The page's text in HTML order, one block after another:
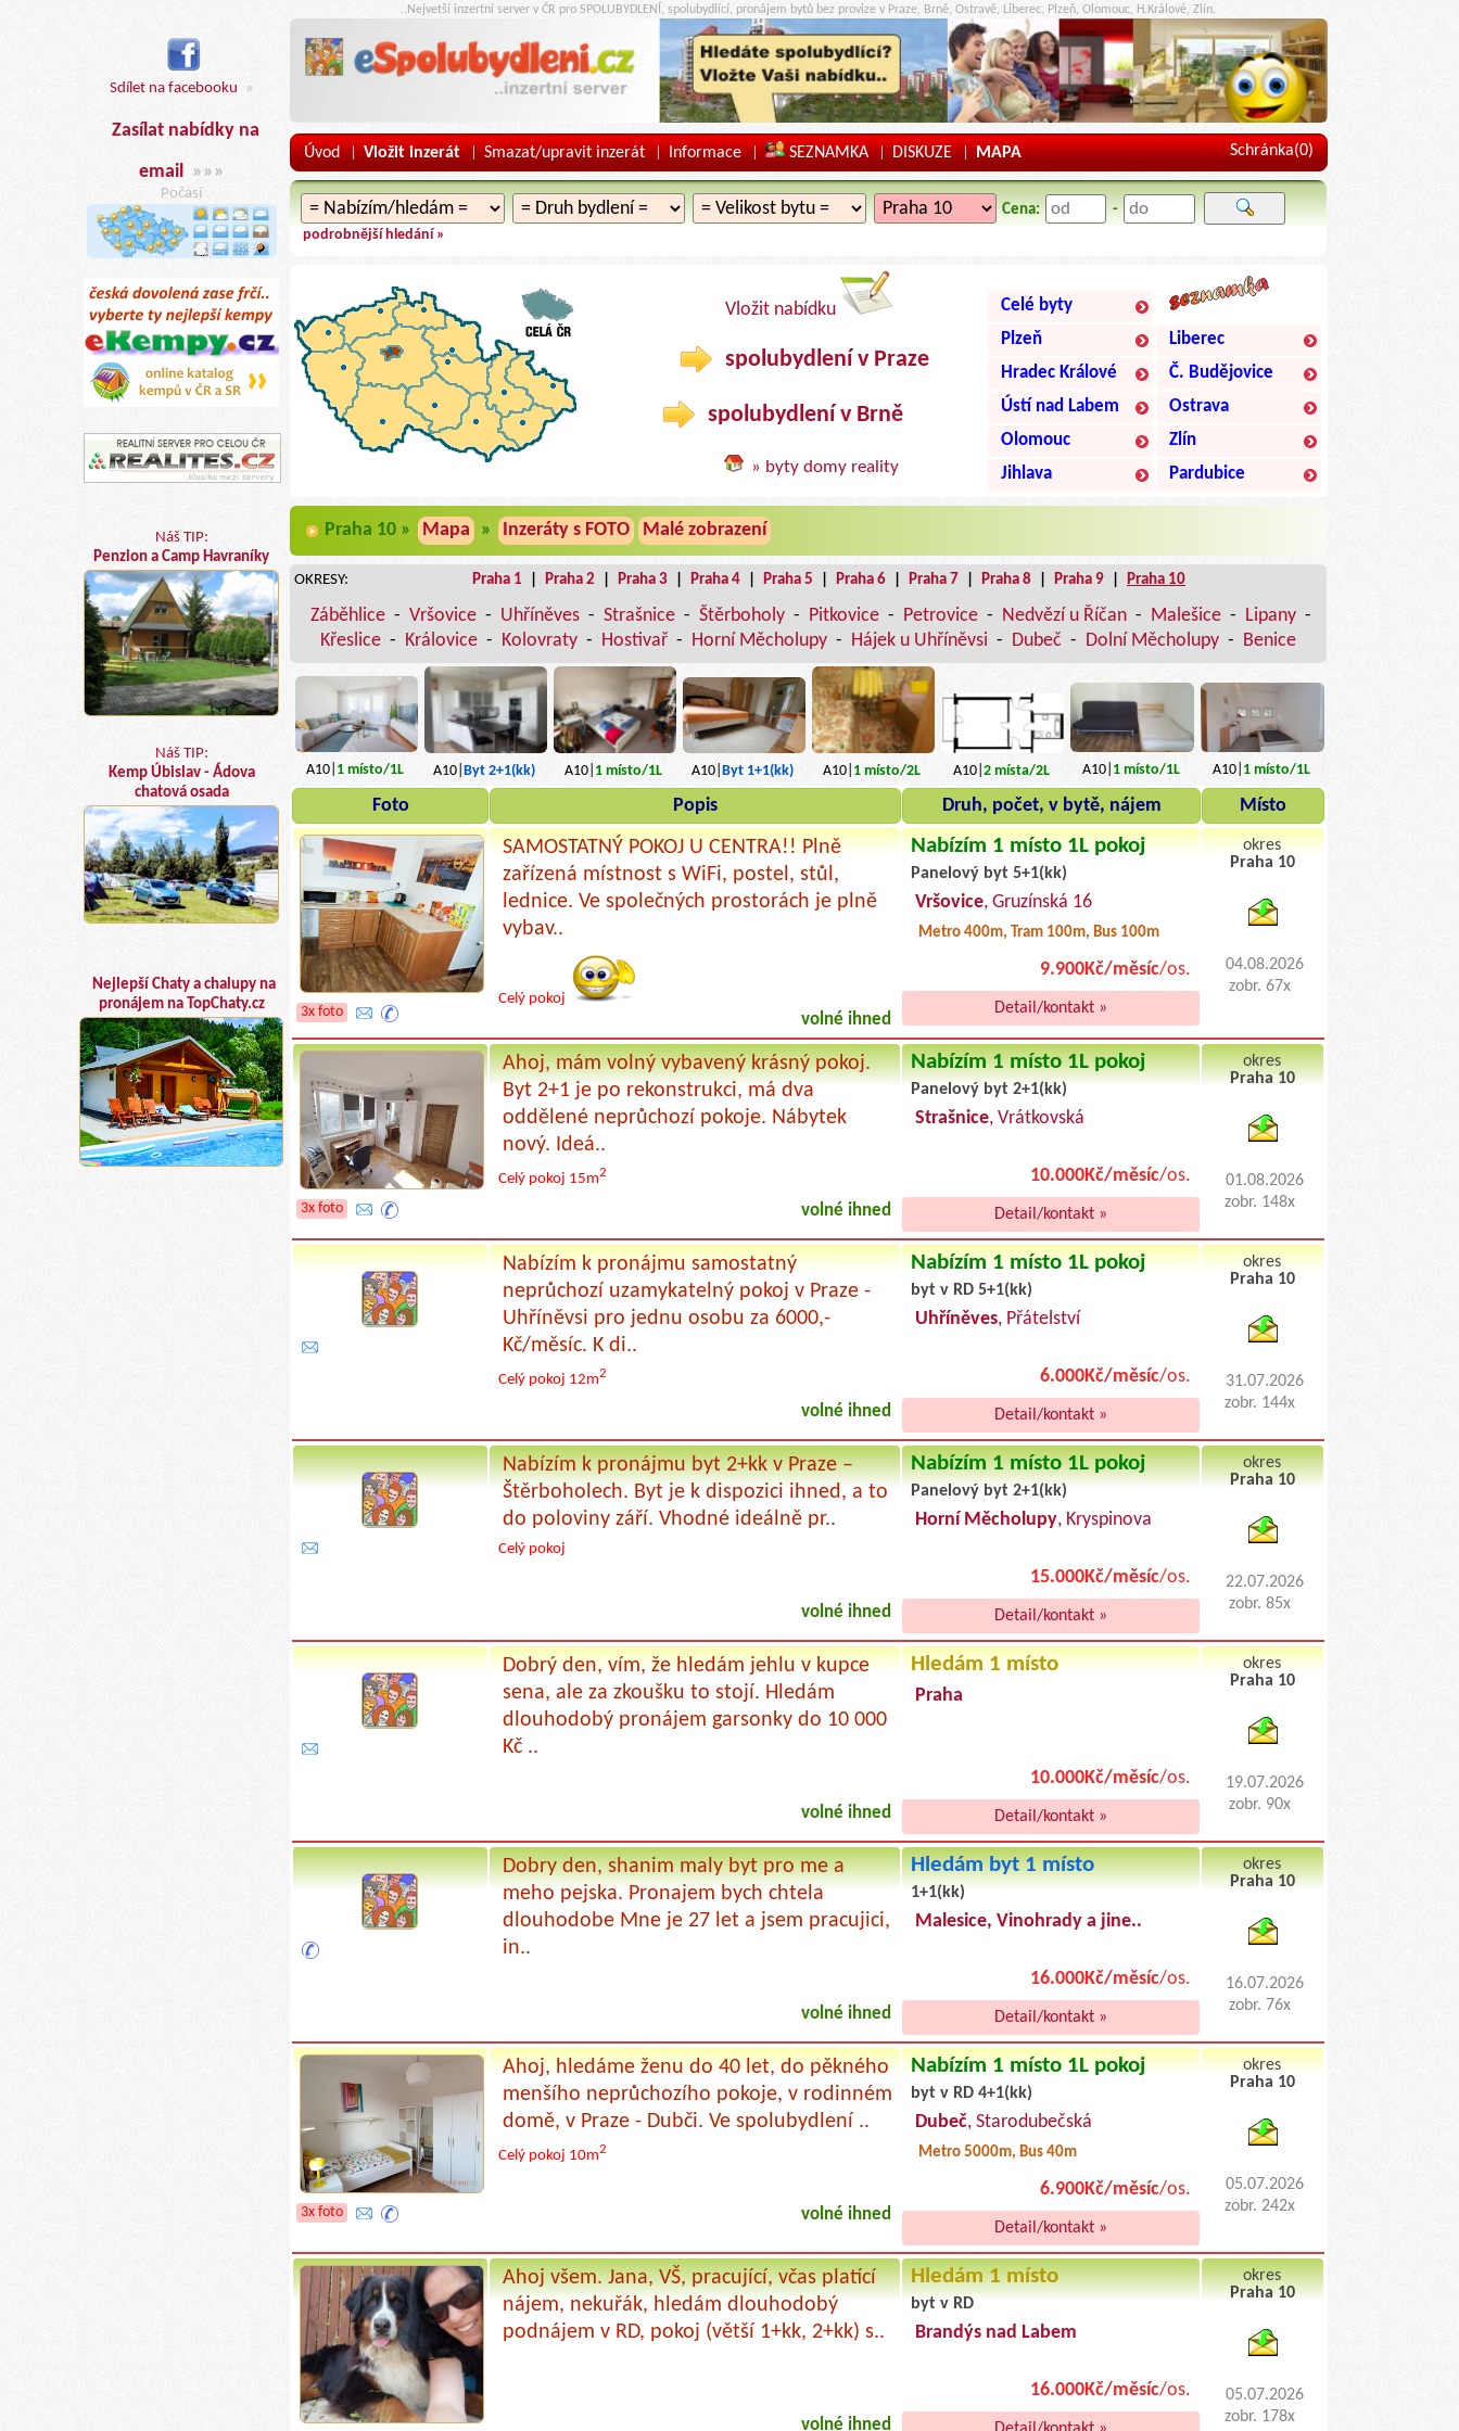
Sdílet na facebooku »
Zasílat nabídky na
email »»»
Počasí
Náš TIP:
Penzion a Camp Havraníky
Náš TIP:
Kemp Úbislav - Ádova
chatová osada
Nejlepší Chaty a chalupy na
pronájem na TopChaty.cz
..Nejvetší inzertní server v ČR pro SPOLUBYDLENÍ, spolubydlící, pronájem bytů bez provize v Praze, Brně, Ostravě, Liberec, Plzeň, Olomouc, H.Králové, Zlín.
Úvod | Vložit inzerát | Smazat/upravit inzerát | Informace | SEZNAMKA | DISKUZE | MAPA Schránka(0)
Cena: -
podrobnější hledání »
Vložit nabídku
spolubydlení v Praze
spolubydlení v Brně
» byty domy reality
Celé byty
Plzeň
Liberec
Hradec Králové
Č. Budějovice
Ústí nad Labem
Ostrava
Olomouc
Zlín
Jihlava
Pardubice
Praha 10 » Mapa » Inzeráty s FOTO Malé zobrazení
OKRESY: Praha 1 Praha 2 Praha 3 Praha 4 Praha 5 Praha 6 Praha 7 Praha 8 Praha 9 Praha 10
Záběhlice - Vršovice - Uhříněves - Strašnice - Štěrboholy - Pitkovice - Petrovice - Nedvězí u Říčan - Malešice - Lipany -
Křeslice - Královice - Kolovraty - Hostivař - Horní Měcholupy - Hájek u Uhříněvsi - Dubeč - Dolní Měcholupy - Benice
A10| 1 místo/1L A10| Byt 2+1(kk) A10| 1 místo/1L A10| Byt 1+1(kk) A10| 1 místo/2L A10| 2místa/2L A10| 1místo/1L A10| 1místo/1L
Foto Popis Druh, počet, v bytě, nájem Místo
3x foto
SAMOSTATNÝ POKOJ U CENTRA!! Plně
zařízená místnost s WiFi, postel, stůl,
lednice. Ve společných prostorách je plně
vybav..
Celý pokoj
volné ihned
Nabízím 1 místo 1L pokoj
Panelový byt 5+1(kk)
Vršovice, Gruzínská 16
Metro 400m, Tram 100m, Bus 100m
9.900Kč/měsíc/os.
Detail/kontakt »
okres
Praha 10
04.08.2026
zobr. 67x
3x foto
Ahoj, mám volný vybavený krásný pokoj.
Byt 2+1 je po rekonstrukci, má dva
oddělené neprůchozí pokoje. Nábytek
nový. Ideá..
Celý pokoj 15m2
volné ihned
Nabízím 1 místo 1L pokoj
Panelový byt 2+1(kk)
Strašnice, Vrátkovská
10.000Kč/měsíc/os.
Detail/kontakt »
okres
Praha 10
01.08.2026
zobr. 148x
Nabízím k pronájmu samostatný
neprůchozí uzamykatelný pokoj v Praze -
Uhříněvsi pro jednu osobu za 6000,-
Kč/měsíc. K di..
Celý pokoj 12m2
volné ihned
Nabízím 1 místo 1L pokoj
byt v RD 5+1(kk)
Uhříněves, Přátelství
6.000Kč/měsíc/os.
Detail/kontakt »
okres
Praha 10
31.07.2026
zobr. 144x
Nabízím k pronájmu byt 2+kk v Praze –
Štěrboholech. Byt je k dispozici ihned, a to
do poloviny září. Vhodné ideálně pr..
Celý pokoj
volné ihned
Nabízím 1 místo 1L pokoj
Panelový byt 2+1(kk)
Horní Měcholupy, Kryspinova
15.000Kč/měsíc/os.
Detail/kontakt »
okres
Praha 10
22.07.2026
zobr. 85x
Dobrý den, vím, že hledám jehlu v kupce
sena, ale za zkoušku to stojí. Hledám
dlouhodobý pronájem garsonky do 10 000
Kč ..
volné ihned
Hledám 1 místo
Praha
10.000Kč/měsíc/os.
Detail/kontakt »
okres
Praha 10
19.07.2026
zobr. 90x
Dobry den, shanim maly byt pro me a
meho pejska. Pronajem bych chtela
dlouhodobe Mne je 27 let a jsem pracujici,
in..
volné ihned
Hledám byt 1 místo
1+1(kk)
Malesice, Vinohrady a jine..
16.000Kč/měsíc/os.
Detail/kontakt »
okres
Praha 10
16.07.2026
zobr. 76x
3x foto
Ahoj, hledáme ženu do 40 let, do pěkného
menšího neprůchozího pokoje, v rodinném
domě, v Praze - Dubči. Ve spolubydlení ..
Celý pokoj 10m2
volné ihned
Nabízím 1 místo 1L pokoj
byt v RD 4+1(kk)
Dubeč, Starodubečská
Metro 5000m, Bus 40m
6.900Kč/měsíc/os.
Detail/kontakt »
okres
Praha 10
05.07.2026
zobr. 242x
Ahoj všem. Jana, VŠ, pracující, včas platící
nájem, nekuřák, hledám dlouhodobý
podnájem v RD, pokoj (větší 1+kk, 2+kk) s..
volné ihned
Hledám 1 místo
byt v RD
Brandýs nad Labem
16.000Kč/měsíc/os.
okres
Praha 10
05.07.2026
zobr. 178x